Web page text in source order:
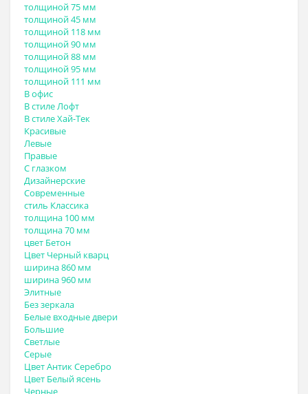
толщиной 75 мм
толщиной 45 мм
толщиной 118 мм
толщиной 90 мм
толщиной 88 мм
толщиной 95 мм
толщиной 111 мм
В офис
В стиле Лофт
В стиле Хай-Тек
Красивые
Левые
Правые
С глазком
Дизайнерские
Современные
стиль Классика
толщина 100 мм
толщина 70 мм
цвет Бетон
Цвет Черный кварц
ширина 860 мм
ширина 960 мм
Элитные
Без зеркала
Белые входные двери
Большие
Светлые
Серые
Цвет Антик Серебро
Цвет Белый ясень
Черные